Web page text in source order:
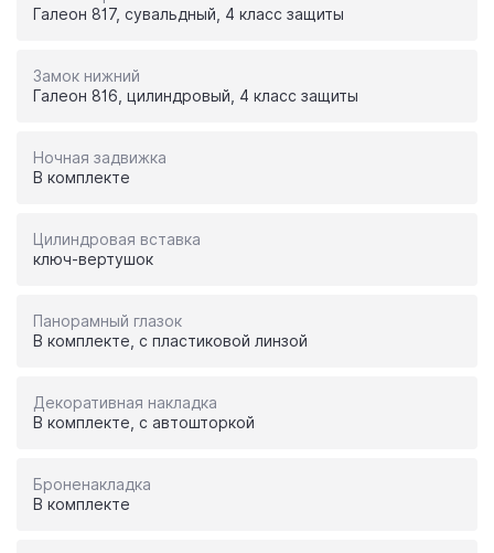
Галеон 817, сувальдный, 4 класс защиты
Замок нижний
Галеон 816, цилиндровый, 4 класс защиты
Ночная задвижка
В комплекте
Цилиндровая вставка
ключ-вертушок
Панорамный глазок
В комплекте, с пластиковой линзой
Декоративная накладка
В комплекте, с автошторкой
Броненакладка
В комплекте